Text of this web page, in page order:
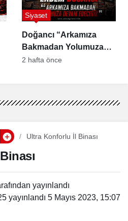
Doğancı “Arkamıza
Bakmadan Yolumuza
Devam Edeceğiz”
Siyaset
2 hafta önce
Ultra Konforlu İl Binası
yayınlandı
yayınlandı 5 Mayıs 2023, 15:07